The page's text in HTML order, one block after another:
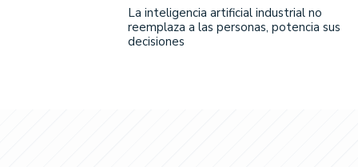
La inteligencia artificial industrial no
reemplaza a las personas, potencia sus
decisiones